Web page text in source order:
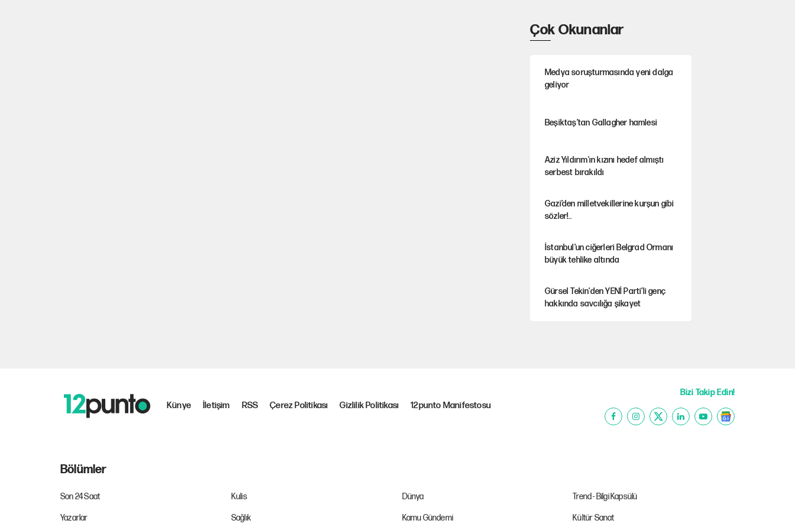
Çok Okunanlar
Medya soruşturmasında yeni dalga
geliyor
Beşiktaş’tan Gallagher hamlesi
Aziz Yıldırım'ın kızını hedef almıştı
serbest bırakıldı
Gazi’den milletvekillerine kurşun gibi
sözler!..
İstanbul’un ciğerleri Belgrad Ormanı
büyük tehlike altında
Gürsel Tekin'den YENİ Parti’li genç
hakkında savcılığa şikayet
AKP’ye geçen belediye başkanları için
Künye İletişim RSS Çerez Politikası Gizlilik Politikası 12punto Manifestosu
Bizi Takip Edin!
Bölümler
Son 24 Saat Kulis Dünya Trend - Bilgi Kapsülü
Yazarlar Sağlık Kamu Gündemi Kültür Sanat